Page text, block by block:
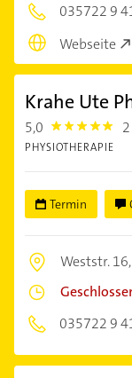
035722 9
Webseite
Krahe Ute
5,0 5.0
PHYSIOTHERAPIE
Termin
Weststr. 16,
035722 9